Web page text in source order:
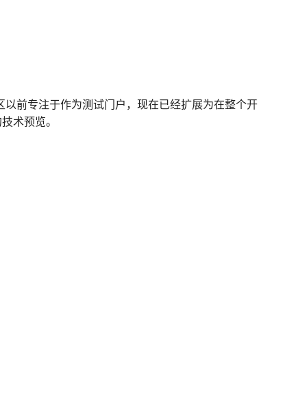
前专注于作为测试门户，现在已经扩展为在整个开
术预览。